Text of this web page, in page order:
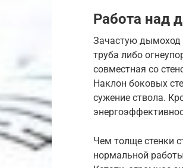
Работа над
Зачастую дымоход
труба либо
совместная со
Наклон боковых
сужение ствола.
Чем толще стенки
нормальной